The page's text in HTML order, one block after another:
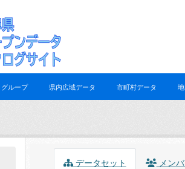
グループ 県内広域データ 市町村データ
データセット メン